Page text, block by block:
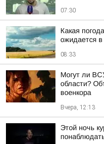
07:30
Какая
ожидается в
08:33
Могут ли
области?
военкора
Вчера, 12:13
Этой ночь